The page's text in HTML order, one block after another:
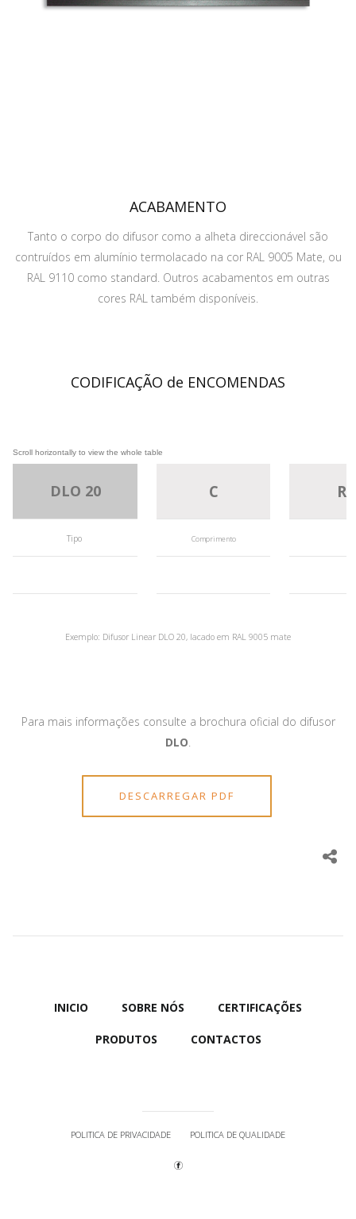
ACABAMENTO
Tanto o corpo do difusor como a alheta direccionável são
contruídos em alumínio termolacado na cor RAL 9005 Mate, ou
RAL 9110 como standard. Outros acabamentos em outras
cores RAL também disponíveis.
CODIFICAÇÃO de ENCOMENDAS
DLO 20 C
Tipo Comprimento
Exemplo: Difusor Linear DLO 20, lacado em RAL 9005 mate
Para mais informações consulte a brochura oficial do difusor
DLO.
DESCARREGAR PDF
INICIO SOBRE NÓS CERTIFICAÇÕES
PRODUTOS CONTACTOS
POLITICA DE PRIVACIDADE POLITICA DE QUALIDADE